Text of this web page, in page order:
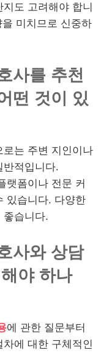
도 고려해야 합니
미치므로 신중하
사를 추천
떤 것이 있
로는 주변 지인이나
반적입니다.
랫폼이나 전문 커
있습니다. 다양한
좋습니다.
사와 상담
야 하나
에 관한 질문부터
에 대한 구체적인